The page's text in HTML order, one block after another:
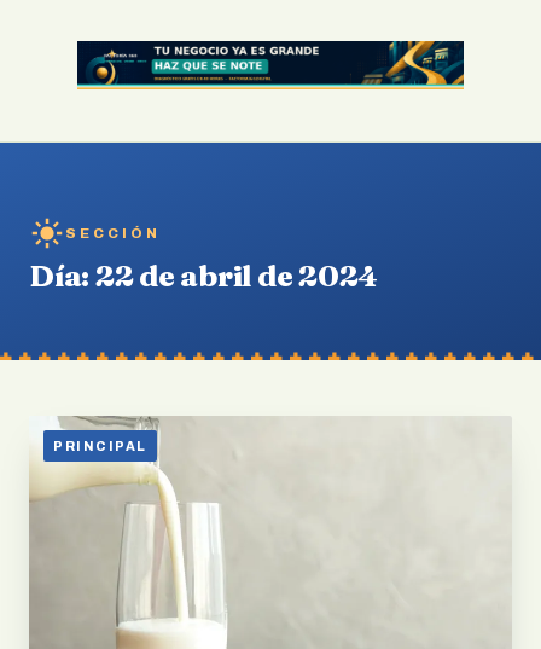
SECCIÓN
Día: 22 de abril de 2024
PRINCIPAL